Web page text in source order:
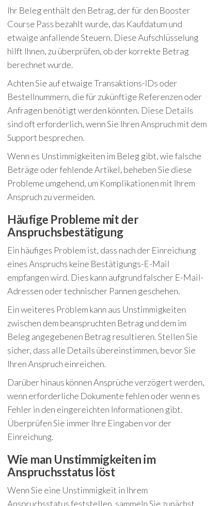
Ihr Beleg enthält den Betrag, der für den Booster
Course Pass bezahlt wurde, das Kaufdatum und
etwaige anfallende Steuern. Diese Aufschlüsselung
hilft Ihnen, zu überprüfen, ob der korrekte Betrag
berechnet wurde.
Achten Sie auf etwaige Transaktions-IDs oder
Bestellnummern, die für zukünftige Referenzen oder
Anfragen benötigt werden könnten. Diese Details
sind oft erforderlich, wenn Sie Ihren Anspruch mit dem
Support besprechen.
Wenn es Unstimmigkeiten im Beleg gibt, wie falsche
Beträge oder fehlende Artikel, beheben Sie diese
Probleme umgehend, um Komplikationen mit Ihrem
Anspruch zu vermeiden.
Häufige Probleme mit der
Anspruchsbestätigung
Ein häufiges Problem ist, dass nach der Einreichung
eines Anspruchs keine Bestätigungs-E-Mail
empfangen wird. Dies kann aufgrund falscher E-Mail-
Adressen oder technischer Pannen geschehen.
Ein weiteres Problem kann aus Unstimmigkeiten
zwischen dem beanspruchten Betrag und dem im
Beleg angegebenen Betrag resultieren. Stellen Sie
sicher, dass alle Details übereinstimmen, bevor Sie
Ihren Anspruch einreichen.
Darüber hinaus können Ansprüche verzögert werden,
wenn erforderliche Dokumente fehlen oder wenn es
Fehler in den eingereichten Informationen gibt.
Überprüfen Sie immer Ihre Eingaben vor der
Einreichung.
Wie man Unstimmigkeiten im
Anspruchsstatus löst
Wenn Sie eine Unstimmigkeit in Ihrem
Anspruchsstatus feststellen, sammeln Sie zunächst